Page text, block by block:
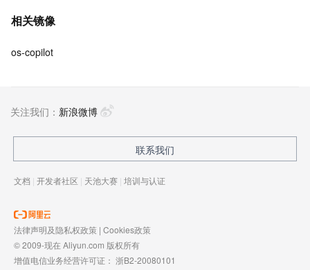
相关镜像
os-copilot
关注我们： 新浪微博
联系我们
文档 | 开发者社区 | 天池大赛 | 培训与认证
法律声明及隐私权政策 | Cookies政策
© 2009-现在 Aliyun.com 版权所有
增值电信业务经营许可证： 浙B2-20080101